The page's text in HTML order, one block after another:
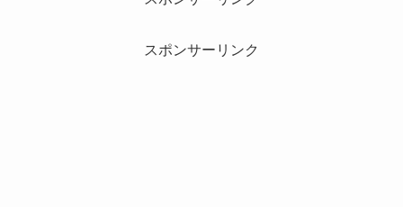
スポンサーリンク